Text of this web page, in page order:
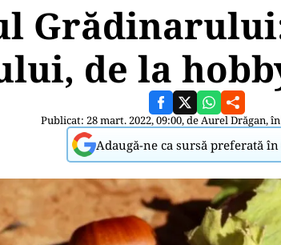
de la
Publicat: 28 mart. 2022, 09:00, deAurel Drăgan, în
Adaugă-ne ca sursă preferată